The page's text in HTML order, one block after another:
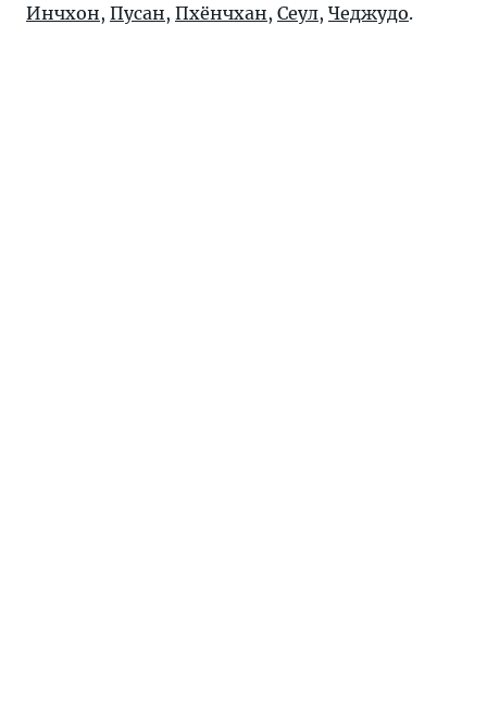
Инчхон, Пусан, Пхёнчхан, Сеул, Чеджудо.